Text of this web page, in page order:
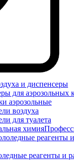
и диспенсеры
для аэрозольных
аэрозольные
воздуха
для туалета
реагенты и